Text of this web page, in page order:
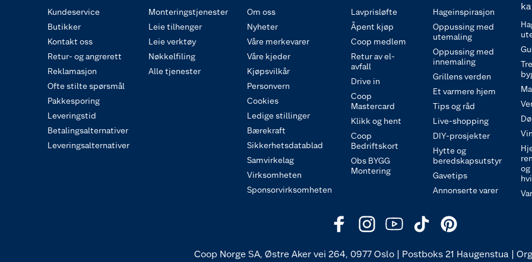
Kundeservice
Butikker
Kontakt oss
Retur- og angrerett
Reklamasjon
Ofte stilte spørsmål
Pakkesporing
Leveringstid
Betalingsalternativer
Leveringsalternativer
Monteringstjenester
Leie tilhenger
Leie verktøy
Nøkkelfiling
Alle tjenester
Om oss
Nyheter
Våre merkevarer
Våre kjeder
Kjøpsvilkår
Personvern
Cookies
Ledige stillinger
Bærekraft
Sikkerhetsdatablad
Samvirkelag
Virksomheten
Sponsorvirksomheten
Lavprisløfte
Åpent kjøp
Coop medlem
Retur av el-
avfall
Drive in
Coop
Mastercard
Klikk og hent
Coop
Bedriftskort
Obs BYGG
Montering
Hageinspirasjon
Oppussing med
utemaling
Oppussing med
innemaling
Grillens verden
Et varmere hjem
Tips og råd
Live-shopping
DIY-prosjekter
Hytte og
beredskapsutstyr
Gavetips
Annonserte varer
og
Coop Norge SA, Østre Aker vei 264, 0977 Oslo | Postboks 21 Haugenstua |